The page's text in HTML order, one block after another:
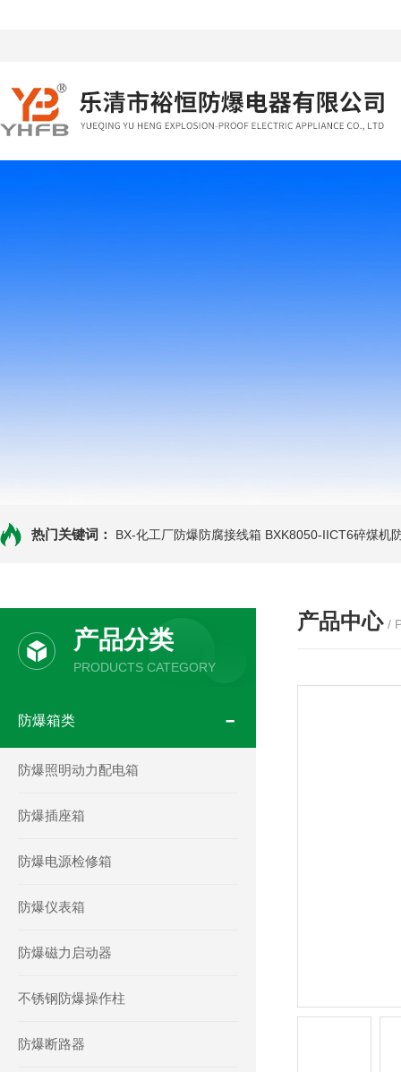
热门关键词： BX-化工厂防爆防腐接线箱 BXK8050-IICT6碎煤机
产品分类
PRODUCTS CATEGORY
防爆箱类
防爆照明动力配电箱
防爆插座箱
防爆电源检修箱
防爆仪表箱
防爆磁力启动器
不锈钢防爆操作柱
防爆断路器
产品中心 /